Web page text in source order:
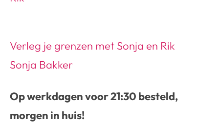
Verleg je grenzen met Sonja en Rik
Sonja Bakker
Op werkdagen voor 21:30 besteld,
morgen in huis!